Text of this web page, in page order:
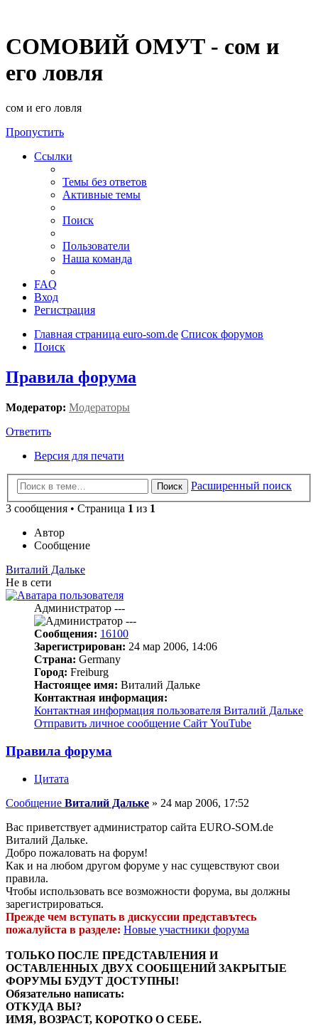
СОМОВИЙ ОМУТ - сом и
его ловля
сом и его ловля
Пропустить
Ссылки
Темы без ответов
Активные темы
Поиск
Пользователи
Наша команда
FAQ
Вход
Регистрация
Главная страница euro-som.de Список форумов
Поиск
Правила форума
Модератор: Модераторы
Ответить
Версия для печати
Поиск
Расширенный поиск
3 сообщения • Страница 1 из 1
Автор
Сообщение
Виталий Дальке
Не в сети
Администратор ---
Сообщения: 16100
Зарегистрирован: 24 мар 2006, 14:06
Страна: Germany
Город: Freiburg
Настоящее имя: Виталий Дальке
Контактная информация:
Контактная информация пользователя Виталий Дальке
Отправить личное сообщение Сайт YouTube
Правила форума
Цитата
Сообщение Виталий Дальке » 24 мар 2006, 17:52
Вас приветствует администратор сайта EURO-SOM.de
Виталий Дальке.
Добро пожаловать на форум!
Как и на любом другом форуме у нас сущевствуют свои
правила.
Чтобы использовать все возможности форума, вы должны
зарeгистрироваться.
Прежде чем вступать в дискуссии представътесь
пожалуйста в разделе: Новые участники форума
ТОЛЬКО ПОСЛЕ ПРЕДСТАВЛЕНИЯ И
ОСТАВЛЕННЫХ ДВУХ СООБЩЕНИЙ ЗАКРЫТЫЕ
ФОРУМЫ БУДУТ ДОСТУПНЫ!
Обязательно написать:
ОТКУДА ВЫ?
ИМЯ, ВОЗРАСТ, КОРОТКО О СЕБЕ.